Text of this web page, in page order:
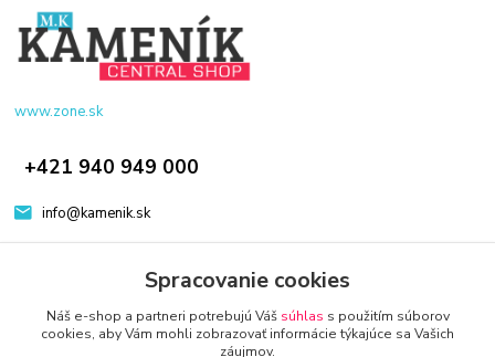
www.zone.sk
+421 940 949 000
info@kamenik.sk
Spracovanie cookies
Náš e-shop a partneri potrebujú Váš súhlas s použitím súborov
cookies, aby Vám mohli zobrazovať informácie týkajúce sa Vašich
záujmov.